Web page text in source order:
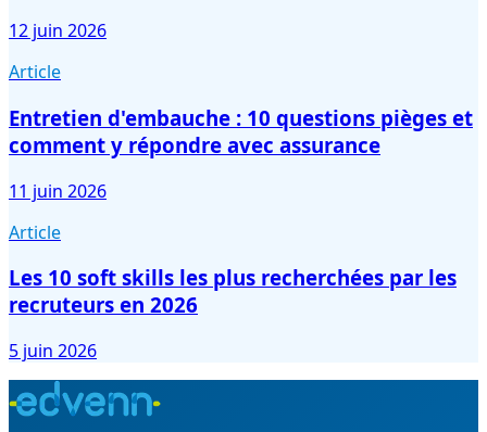
12 juin 2026
Article
Entretien d'embauche : 10 questions pièges et
comment y répondre avec assurance
11 juin 2026
Article
Les 10 soft skills les plus recherchées par les
recruteurs en 2026
5 juin 2026